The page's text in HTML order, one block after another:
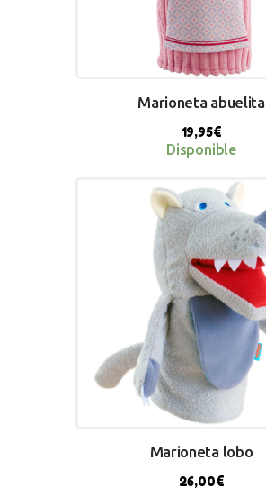
BUY NOW
Marioneta abuelita
19,95€
Disponible
Marioneta lobo
26,00€